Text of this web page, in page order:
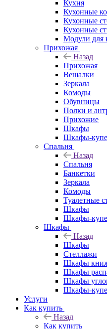
Кухня
Кухонные
Кухонные
Кухонные
Модули для
Прихожая
Назад
Прихожая
Вешалки
Зеркала
Комоды
Обувницы
Полки и
Прихожие
Шкафы
Шкафы-купе
Спальня
Назад
Спальня
Банкетки
Зеркала
Комоды
Туалетные
Шкафы
Шкафы-купе
Шкафы
Назад
Шкафы
Стеллажи
Шкафы
Шкафы
Шкафы
Шкафы-купе
Услуги
Как купить
Назад
Как купить